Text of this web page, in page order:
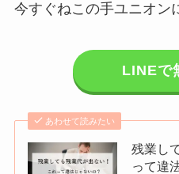
今すぐねこの手ユニオン
LINEで
あわせて読みたい
残業し
って違